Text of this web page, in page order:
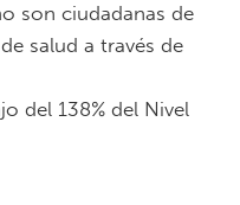
son ciudadanas de
salud a través de
del 138% del Nivel